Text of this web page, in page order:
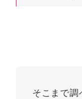
そこまで調